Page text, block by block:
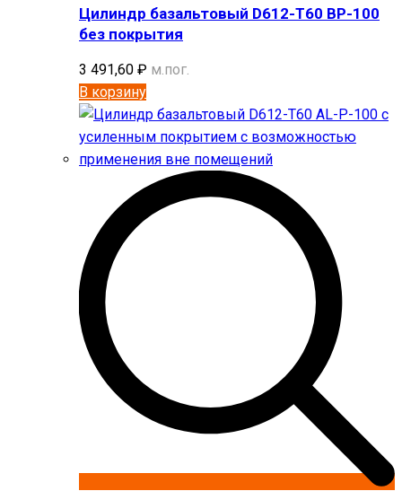
Цилиндр базальтовый D612-T60 BP-100
без покрытия
3 491,60 ₽ м.пог.
В корзину